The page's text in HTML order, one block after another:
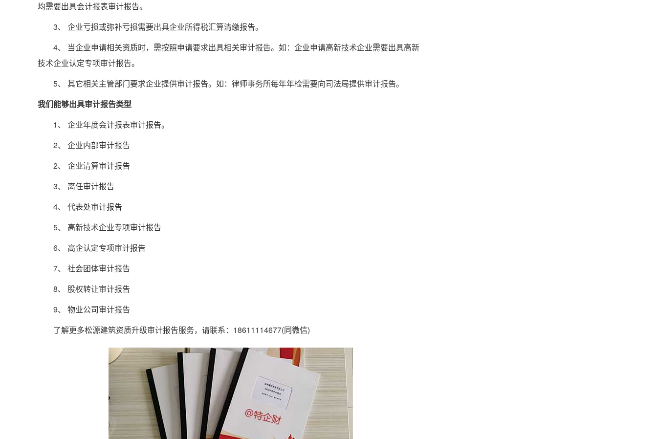
均需要出具会计报表审计报告。
3、 企业亏损或弥补亏损需要出具企业所得税汇算清缴报告。
4、 当企业申请相关资质时，需按照申请要求出具相关审计报告。如：企业申请高新技术企业需要出具高新
技术企业认定专项审计报告。
5、 其它相关主管部门要求企业提供审计报告。如：律师事务所每年年检需要向司法局提供审计报告。
我们能够出具审计报告类型
1、 企业年度会计报表审计报告。
2、 企业内部审计报告
2、 企业清算审计报告
3、 离任审计报告
4、 代表处审计报告
5、 高新技术企业专项审计报告
6、 高企认定专项审计报告
7、 社会团体审计报告
8、 股权转让审计报告
9、 物业公司审计报告
了解更多松源建筑资质升级审计报告服务，请联系：18611114677(同微信)